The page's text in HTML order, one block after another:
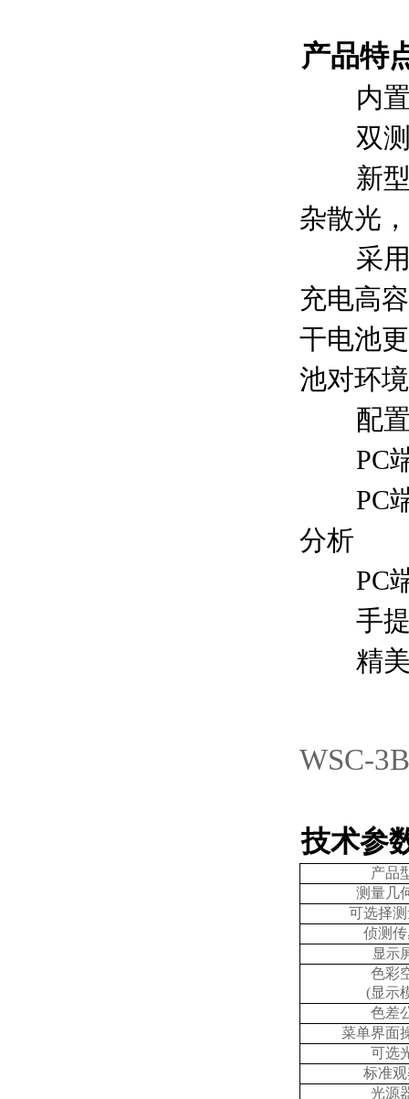
产品特
内置
双测
新型
杂散光
采用
充电高
干电池
池对环
配置
PC
PC
分析
PC
手提
精美
WSC-
技术参
产品
测量几
可选择
侦测
显示
色彩
(显示
色差
菜单界面
可选
标准
光源